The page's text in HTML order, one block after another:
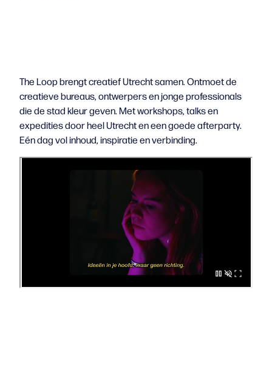
The Loop brengt creatief Utrecht samen. Ontmoet de
creatieve bureaus, ontwerpers en jonge professionals
die de stad kleur geven. Met workshops, talks en
expedities door heel Utrecht en een goede afterparty.
Eén dag vol inhoud, inspiratie en verbinding.